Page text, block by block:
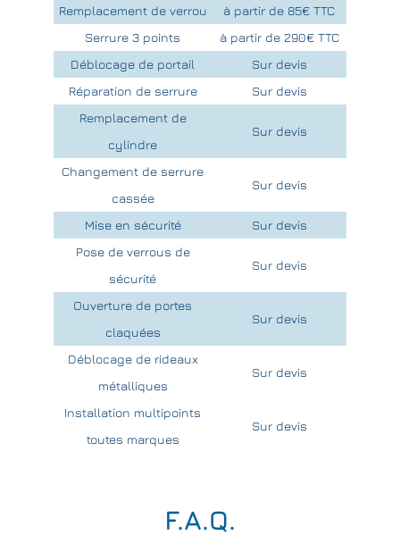
Remplacement de verrou
à partir de 85€ TTC
Serrure 3 points
à partir de 290€ TTC
Déblocage de portail
Sur devis
Réparation de serrure
Sur devis
Remplacement de
cylindre
Sur devis
Changement de serrure
cassée
Sur devis
Mise en sécurité
Sur devis
Pose de verrous de
sécurité
Sur devis
Ouverture de portes
claquées
Sur devis
Déblocage de rideaux
métalliques
Sur devis
Installation multipoints
toutes marques
Sur devis
F.A.Q.